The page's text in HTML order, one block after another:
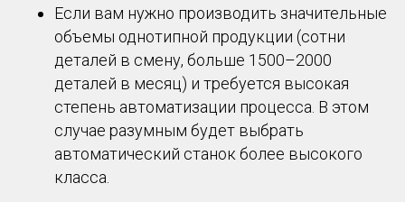
Если вам нужно производить значительные
объемы однотипной продукции (сотни
деталей в смену, больше 1500–2000
деталей в месяц) и требуется высокая
степень автоматизации процесса. В этом
случае разумным будет выбрать
автоматический станок более высокого
класса.